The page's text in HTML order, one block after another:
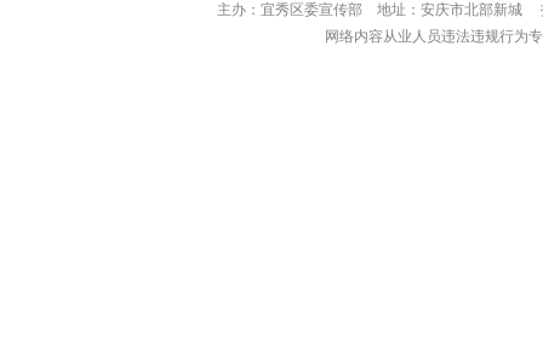
主办：宜秀区委宣传部 地址：安庆市北
网络内容从业人员违法违规行